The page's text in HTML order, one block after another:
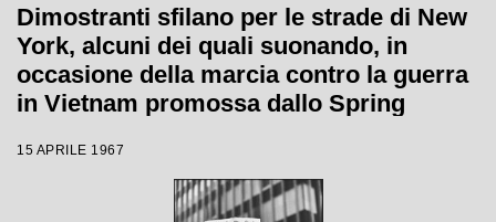
Dimostranti sfilano per le strade di New
York, alcuni dei quali suonando, in
occasione della marcia contro la guerra
in Vietnam promossa dallo Spring
15 APRILE 1967